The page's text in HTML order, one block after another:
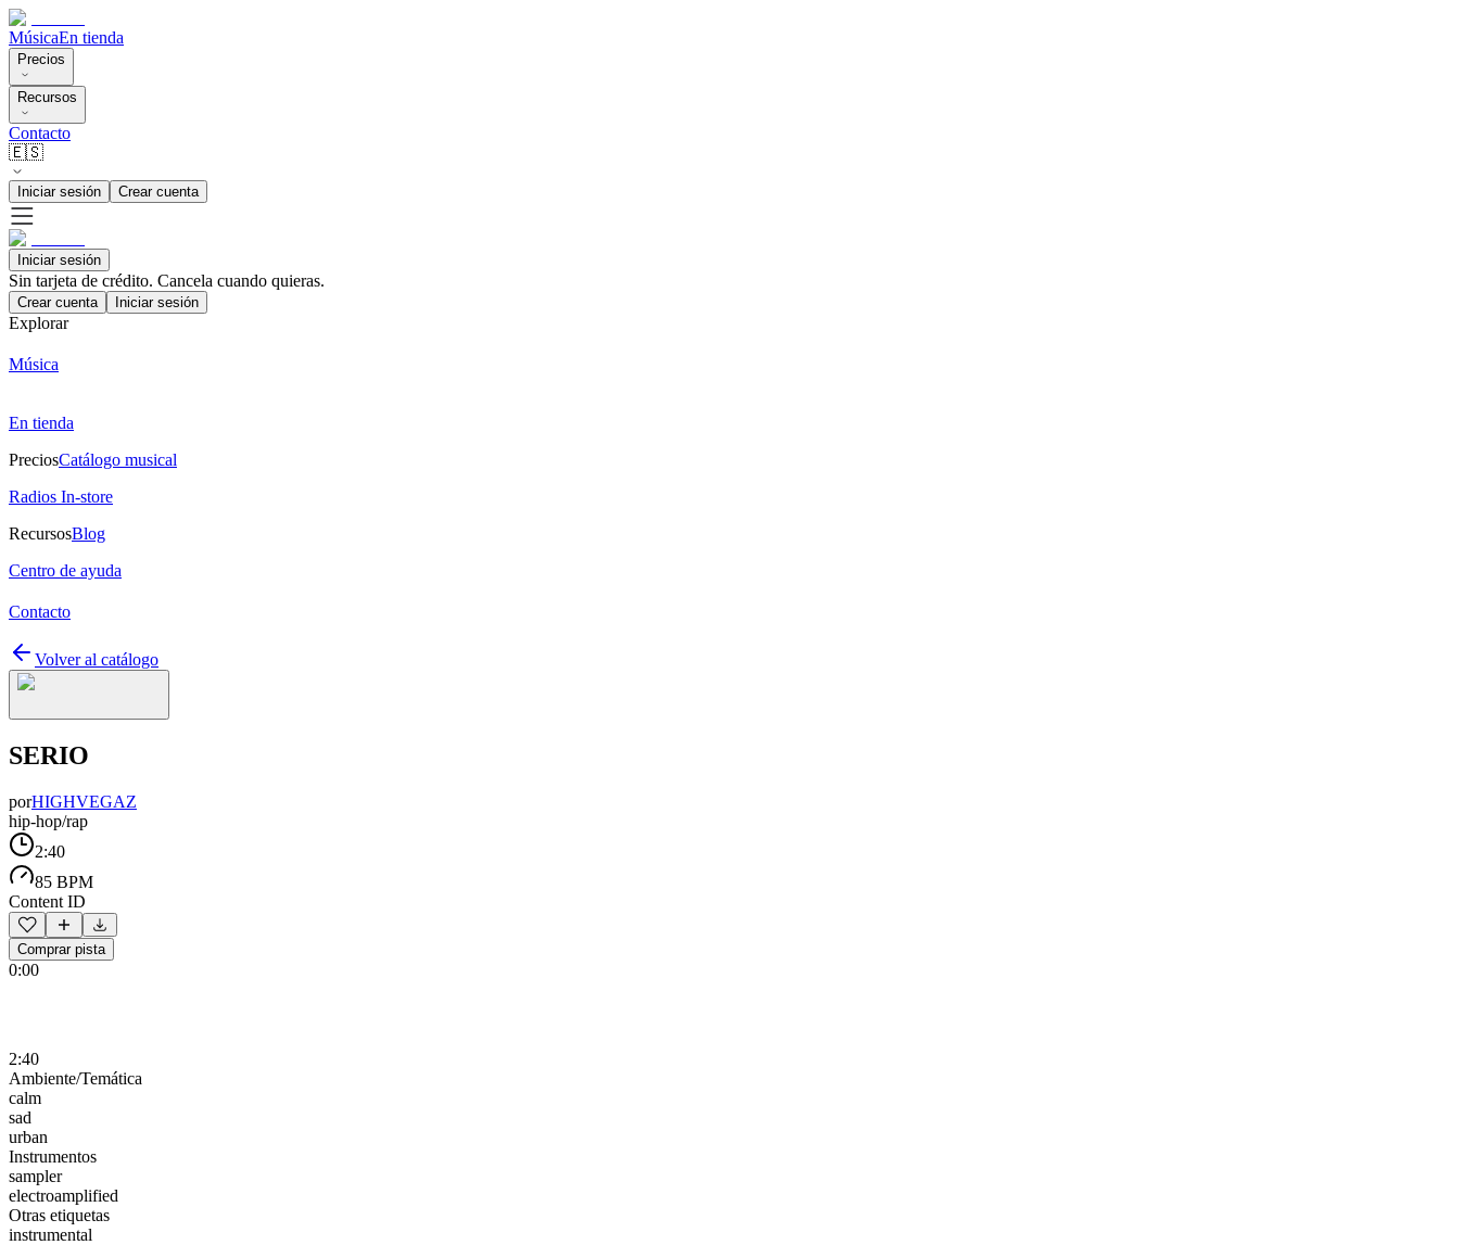
MúsicaEn tienda
Precios
Recursos
Contacto
🇪🇸
Iniciar sesión Crear cuenta
Iniciar sesión
Sin tarjeta de crédito. Cancela cuando quieras.
Crear cuenta Iniciar sesión
Explorar
Música
En tienda
PreciosCatálogo musical
Radios In-store
RecursosBlog
Centro de ayuda
Contacto
Volver al catálogo
SERIO
porHIGHVEGAZ
hip-hop/rap
2:40
85 BPM
Content ID
Comprar pista
0:00
2:40
Ambiente/Temática
calm
sad
urban
Instrumentos
sampler
electroamplified
Otras etiquetas
instrumental